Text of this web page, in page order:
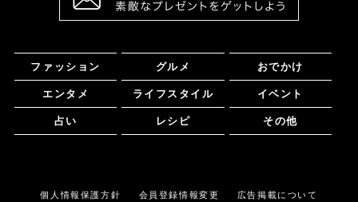
ファッション グルメ おでかけ
エンタメ ライフスタイル イベント
占い レシピ その他
個人情報保護方針 会員登録情報変更 広告掲載について